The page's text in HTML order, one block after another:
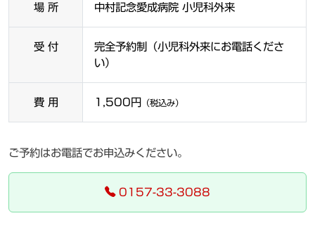
場 所 中村記念愛成病院 小児科外来
受 付
完全予約制（小児科外来にお電話くださ
い）
費 用 1,500円 （税込み）
ご予約はお電話でお申込みください。
0157-33-3088